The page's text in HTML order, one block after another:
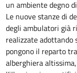
un ambiente degno
Le nuove stanze di
degli ambulatori già
realizzate adottando
pongono il reparto
alberghiera